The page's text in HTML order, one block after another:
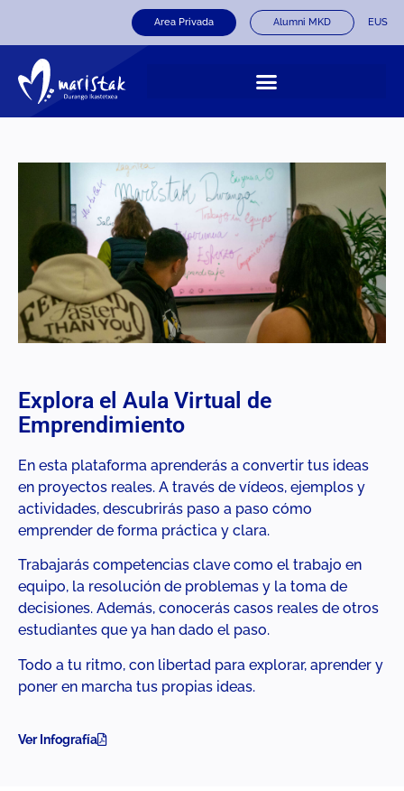
Area Privada Alumni MKD EUS
Explora el Aula Virtual de
Emprendimiento
En esta plataforma aprenderás a convertir tus ideas
en proyectos reales. A través de vídeos, ejemplos y
actividades, descubrirás paso a paso cómo
emprender de forma práctica y clara.
Trabajarás competencias clave como el trabajo en
equipo, la resolución de problemas y la toma de
decisiones. Además, conocerás casos reales de otros
estudiantes que ya han dado el paso.
Todo a tu ritmo, con libertad para explorar, aprender y
poner en marcha tus propias ideas.
Ver Infografía